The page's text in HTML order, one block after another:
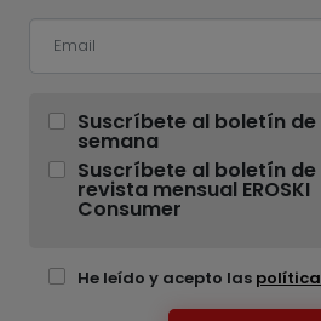
Suscríbete al boletín de
semana
Suscríbete al boletín de
revista mensual EROSKI
Consumer
He leído y acepto las